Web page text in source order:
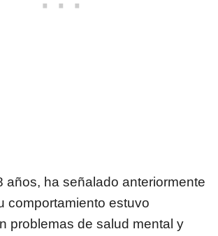
años, ha señalado anteriormente
comportamiento estuvo
problemas de salud mental y